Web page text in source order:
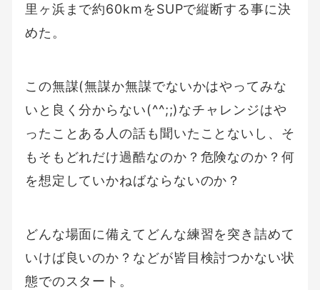
里ヶ浜まで約60kmをSUPで縦断する事に決
めた。
この無謀(無謀か無謀でないかはやってみな
いと良く分からない(^^;;)なチャレンジはや
ったことある人の話も聞いたことないし、そ
もそもどれだけ過酷なのか？危険なのか？何
を想定していかねばならないのか？
どんな場面に備えてどんな練習を突き詰めて
いけば良いのか？などが皆目検討つかない状
態でのスタート。